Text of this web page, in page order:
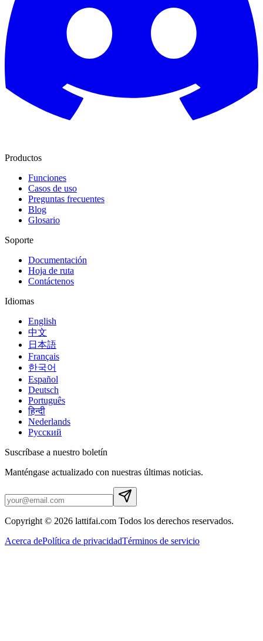
Productos
Funciones
Casos de uso
Preguntas frecuentes
Blog
Glosario
Soporte
Documentación
Hoja de ruta
Contáctenos
Idiomas
English
中文
日本語
Français
한국어
Español
Deutsch
Português
हिन्दी
Nederlands
Русский
Suscríbase a nuestro boletín
Manténgase actualizado con nuestras últimas noticias.
Copyright © 2026 lattifai.com Todos los derechos reservados.
Acerca dePolítica de privacidadTérminos de servicio